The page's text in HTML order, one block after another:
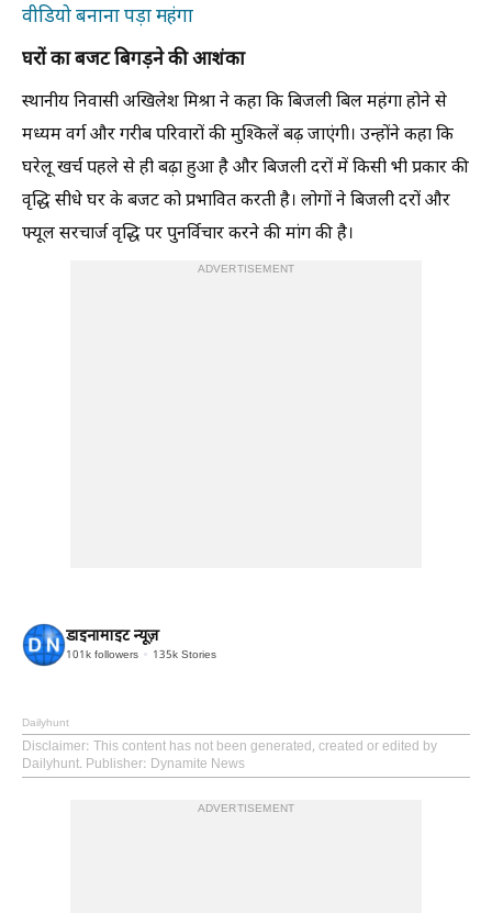
वीडियो बनाना पड़ा महंगा
घरों का बजट बिगड़ने की आशंका
स्थानीय निवासी अखिलेश मिश्रा ने कहा कि बिजली बिल महंगा होने से
मध्यम वर्ग और गरीब परिवारों की मुश्किलें बढ़ जाएंगी। उन्होंने कहा कि
घरेलू खर्च पहले से ही बढ़ा हुआ है और बिजली दरों में किसी भी प्रकार की
वृद्धि सीधे घर के बजट को प्रभावित करती है। लोगों ने बिजली दरों और
फ्यूल सरचार्ज वृद्धि पर पुनर्विचार करने की मांग की है।
ADVERTISEMENT
डाइनामाइट न्यूज़
101k followers 135k Stories
Dailyhunt
Disclaimer: This content has not been generated, created or edited by
Dailyhunt. Publisher: Dynamite News
ADVERTISEMENT